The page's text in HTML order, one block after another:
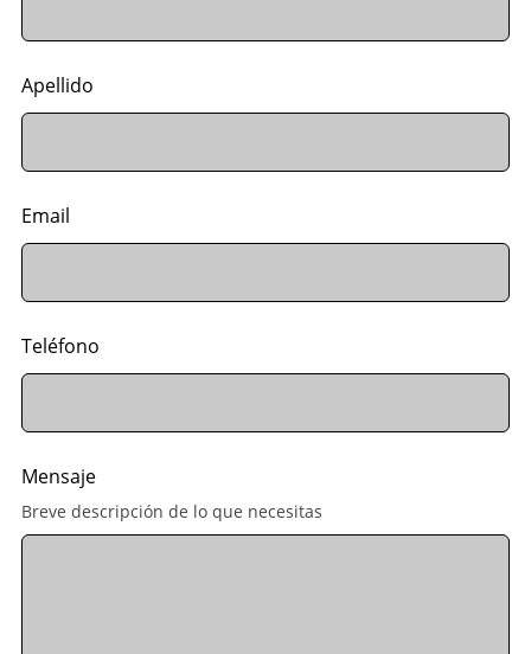
Apellido
Email
Teléfono
Mensaje
Breve descripción de lo que necesitas